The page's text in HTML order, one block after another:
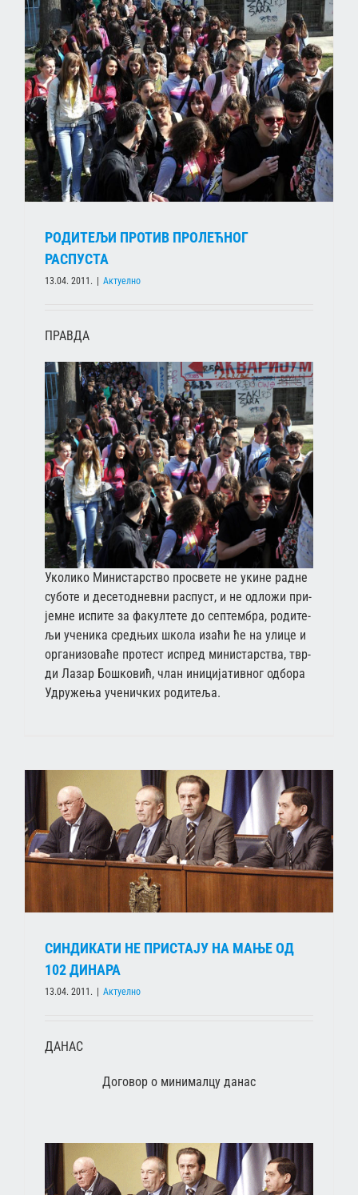
РОДИТЕЉИ ПРОТИВ ПРОЛЕЋНОГ
РАСПУСТА
13.04. 2011. Актуелно
ПРАВДА
Уко­ли­ко Ми­ни­стар­ство про­све­те не уки­не рад­не
су­бо­те и де­се­то­днев­ни рас­пуст, и не од­ло­жи при­
јем­не ис­пи­те за фа­кул­те­те до сеп­тем­бра, ро­ди­те­
љи уче­ни­ка сред­њих шко­ла иза­ћи ће на ули­це и
ор­га­ни­зо­ва­ће про­тест ис­пред ми­ни­стар­ства, твр­
ди Ла­зар Бо­шко­вић, члан ини­ци­ја­тив­ног од­бо­ра
Удру­же­ња уче­нич­ких ро­ди­те­ља.
СИНДИКАТИ НЕ ПРИСТАЈУ НА МАЊЕ ОД
102 ДИНАРА
13.04. 2011. Актуелно
ДАНАС
Договор о минималцу данас